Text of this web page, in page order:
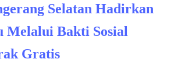
Selatan Hadirkan
Melalui Bakti Sosial
Gratis